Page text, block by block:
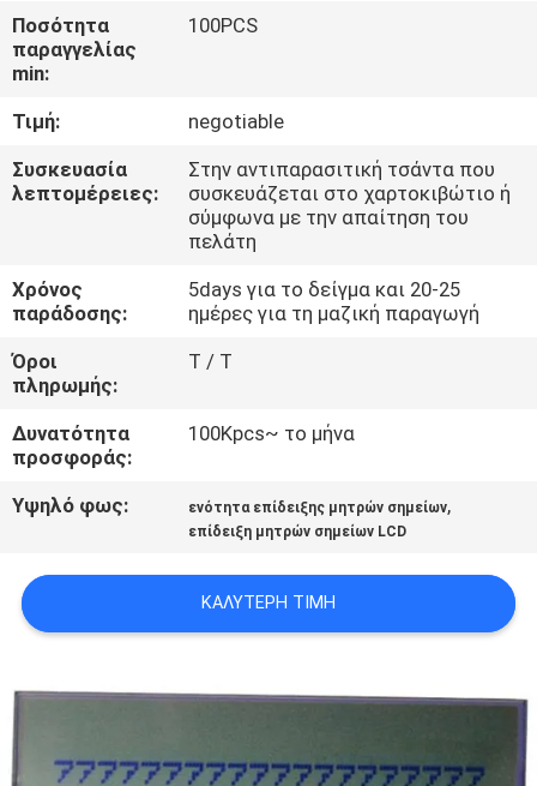
ΓΎΡΟΣ
ΕΡΓΟΣΤΑΣΊΩΝ
ΠΟΙΟΤΙΚΌΣ
ΈΛΕΓΧΟΣ
ΝΈΑ
ΖΗΤΉΣΤΕ
ΈΝΑ
ΑΠΌΣΠΑΣΜΑ
SITEMAP
ΠΟΛΙΤΙΚΉ
ΑΠΟΡΡΉΤΟΥ
Ποσότητα
παραγγελίας
min:
100PCS
Τιμή:
negotiable
Συσκευασία
λεπτομέρειες:
Στην αντιπαρασιτική τσάντα που
συσκευάζεται στο χαρτοκιβώτιο ή
σύμφωνα με την απαίτηση του
πελάτη
Χρόνος
παράδοσης:
5days για το δείγμα και 20-25
ημέρες για τη μαζική παραγωγή
Όροι
πληρωμής:
T / T
Δυνατότητα
προσφοράς:
100Kpcs~ το μήνα
Υψηλό φως: ενότητα επίδειξης μητρών σημείων,
επίδειξη μητρών σημείων LCD
ΚΑΛΎΤΕΡΗ ΤΙΜΉ